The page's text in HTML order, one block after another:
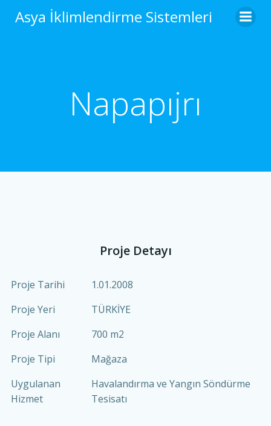
Asya İklimlendirme Sistemleri
Napapıjrı
Proje Detayı
Proje Tarihi
1.01.2008
Proje Yeri
TÜRKİYE
Proje Alanı
700 m2
Proje Tipi
Mağaza
Uygulanan
Hizmet
Havalandırma ve Yangın Söndürme
Tesisatı